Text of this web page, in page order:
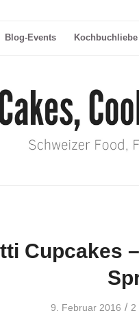
Blog-Events Kochbuchliebe
Cupcakes
9. Februar 2016 / 2